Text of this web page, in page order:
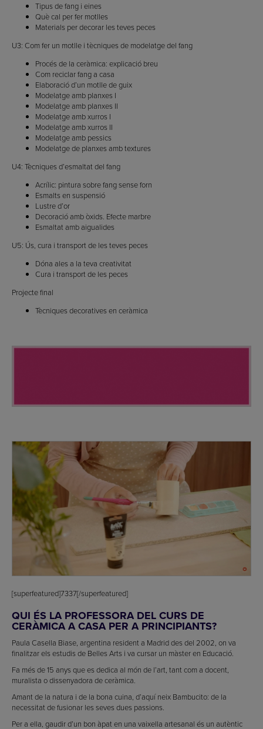
Tipus de fang i eines
Què cal per fer motlles
Materials per decorar les teves peces
U3: Com fer un motlle i tècniques de modelatge del fang
Procés de la ceràmica: explicació breu
Com reciclar fang a casa
Elaboració d’un motlle de guix
Modelatge amb planxes I
Modelatge amb planxes II
Modelatge amb xurros I
Modelatge amb xurros II
Modelatge amb pessics
Modelatge de planxes amb textures
U4: Tècniques d’esmaltat del fang
Acrílic: pintura sobre fang sense forn
Esmalts en suspensió
Lustre d’or
Decoració amb òxids. Efecte marbre
Esmaltat amb aigualides
U5: Ús, cura i transport de les teves peces
Dóna ales a la teva creativitat
Cura i transport de les peces
Projecte final
Tècniques decoratives en ceràmica
[superfeatured]7337[/superfeatured]
QUI ÉS LA PROFESSORA DEL CURS DE
CERÀMICA A CASA PER A PRINCIPIANTS?
Paula Casella Biase, argentina resident a Madrid des del 2002, on va
finalitzar els estudis de Belles Arts i va cursar un màster en Educació.
Fa més de 15 anys que es dedica al món de l’art, tant com a docent,
muralista o dissenyadora de ceràmica.
Amant de la natura i de la bona cuina, d’aquí neix Bambucito: de la
necessitat de fusionar les seves dues passions.
Per a ella, gaudir d’un bon àpat en una vaixella artesanal és un autèntic